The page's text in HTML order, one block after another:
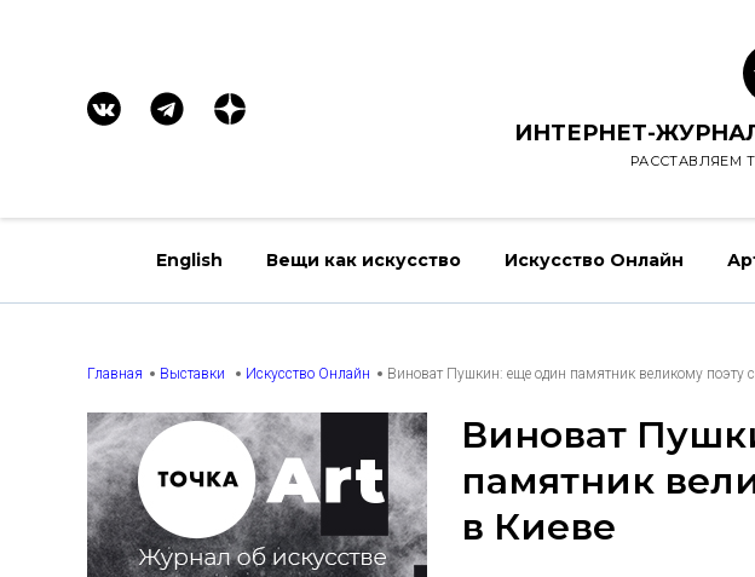
ИНТЕРНЕТ-
РАССТАВЛЯЕМ
English Вещи как искусство Искусство Онлайн
Главная Выставки Искусство Онлайн Виноват Пушкин: еще один памятник великому поэту
Виноват
памятник
в Киеве